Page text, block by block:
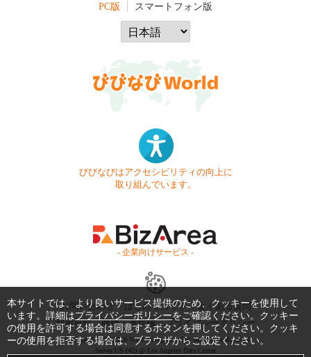
PC版 スマートフォン版
びびなびはアクセシビリティの向上に
取り組んでいます。
- 企業向けサービス -
お問い合わせ はじめてガイド
よくある質問
利用規約
商標・著作権 プライバシーポリシー
Copyright © 1999-2026 Vivid Navigation, Inc. All Rights Reserved.
Server US (42) @ Los Angeles Data Center
本サイトでは、より良いサービス提供のため、クッキーを使用して
います。詳細はプライバシーポリシーをご確認ください。クッキー
の使用を許可する場合は同意するボタンを押してください。クッキ
ーの使用を拒否する場合は、ブラウザからご設定ください。